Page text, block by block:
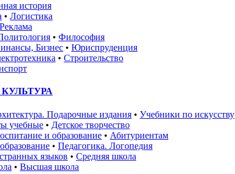
история
• Логистика
Реклама
• Философия
Бизнес • Юриспруденция
• Строительство
Подарочные издания • Учебники по искусству
учебные • Детское творчество
и образование • Абитуриентам
• Педагогика. Логопедия
языков • Средняя школа
• Высшая школа